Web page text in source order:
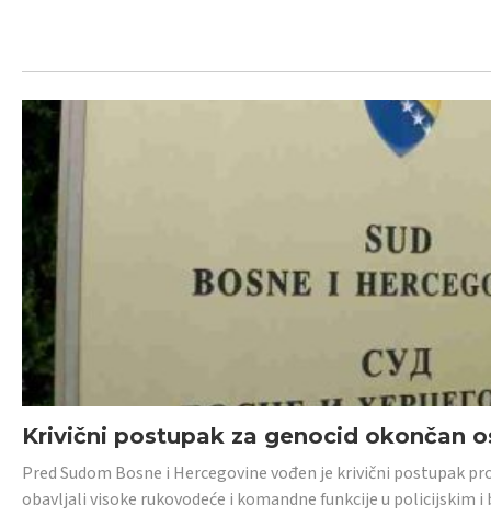
Krivični postupak za genocid okončan
Pred Sudom Bosne i Hercegovine vođen je krivični postupak
obavljali visoke rukovodeće i komandne funkcije u policijskim